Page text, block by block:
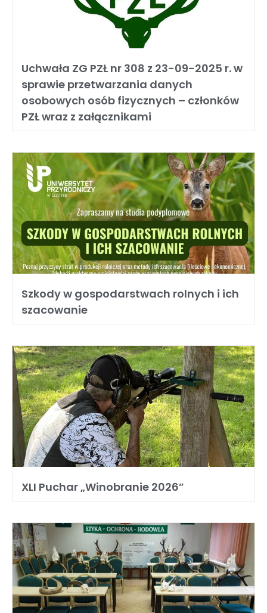
Uchwała ZG PZŁ nr 308 z 23-09-2025 r. w
sprawie przetwarzania danych
osobowych osób fizycznych – członków
PZŁ wraz z załącznikami
Szkody w gospodarstwach rolnych i ich
szacowanie
XLI Puchar „Winobranie 2026”